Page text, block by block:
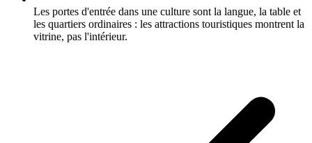
Les portes d'entrée dans une culture sont la langue, la table et
les quartiers ordinaires : les attractions touristiques montrent la
vitrine, pas l'intérieur.